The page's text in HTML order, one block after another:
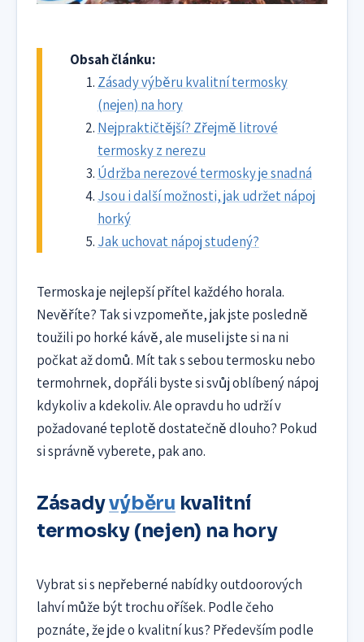
Obsah článku:
Zásady výběru kvalitní termosky
(nejen) na hory
Nejpraktičtější? Zřejmě litrové
termosky z nerezu
Údržba nerezové termosky je snadná
Jsou i další možnosti, jak udržet nápoj
horký
Jak uchovat nápoj studený?
Termoska je nejlepší přítel každého horala.
Nevěříte? Tak si vzpomeňte, jak jste posledně
toužili po horké kávě, ale museli jste si na ni
počkat až domů. Mít tak s sebou termosku nebo
termohrnek, dopřáli byste si svůj oblíbený nápoj
kdykoliv a kdekoliv. Ale opravdu ho udrží v
požadované teplotě dostatečně dlouho? Pokud
si správně vyberete, pak ano.
Zásadyvýběru kvalitní
termosky (nejen) na hory
Vybrat si s nepřeberné nabídky outdoorových
lahví může být trochu oříšek. Podle čeho
poznáte, že jde o kvalitní kus? Především podle